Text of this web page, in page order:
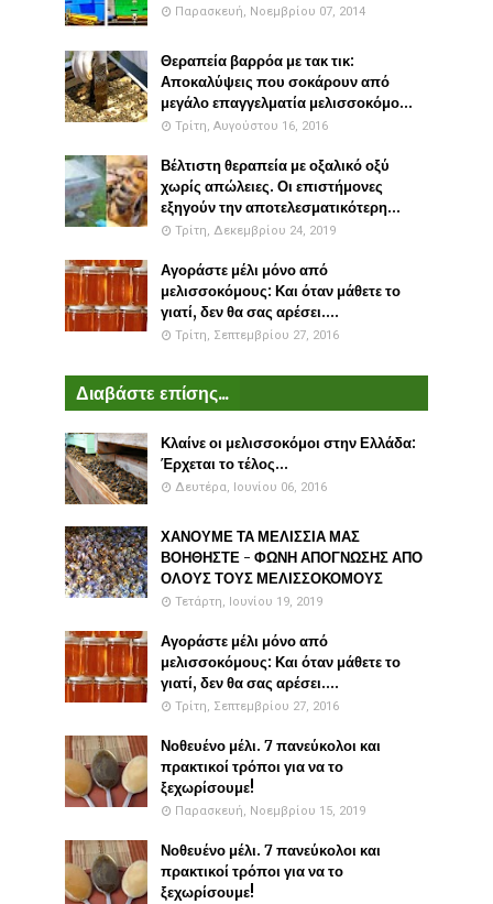
Παρασκευή, Νοεμβρίου 07, 2014
Θεραπεία βαρρόα με τακ τικ:
Αποκαλύψεις που σοκάρουν από
μεγάλο επαγγελματία μελισσοκόμο...
Τρίτη, Αυγούστου 16, 2016
Βέλτιστη θεραπεία με οξαλικό οξύ
χωρίς απώλειες. Οι επιστήμονες
εξηγούν την αποτελεσματικότερη...
Τρίτη, Δεκεμβρίου 24, 2019
Αγοράστε μέλι μόνο από
μελισσοκόμους: Και όταν μάθετε το
γιατί, δεν θα σας αρέσει....
Τρίτη, Σεπτεμβρίου 27, 2016
Διαβάστε επίσης...
Κλαίνε οι μελισσοκόμοι στην Ελλάδα:
Έρχεται το τέλος...
Δευτέρα, Ιουνίου 06, 2016
ΧΑΝΟΥΜΕ ΤΑ ΜΕΛΙΣΣΙΑ ΜΑΣ
ΒΟΗΘΗΣΤΕ - ΦΩΝΗ ΑΠΟΓΝΩΣΗΣ ΑΠΟ
ΟΛΟΥΣ ΤΟΥΣ ΜΕΛΙΣΣΟΚΟΜΟΥΣ
Τετάρτη, Ιουνίου 19, 2019
Αγοράστε μέλι μόνο από
μελισσοκόμους: Και όταν μάθετε το
γιατί, δεν θα σας αρέσει....
Τρίτη, Σεπτεμβρίου 27, 2016
Νοθευένο μέλι. 7 πανεύκολοι και
πρακτικοί τρόποι για να το
ξεχωρίσουμε!
Παρασκευή, Νοεμβρίου 15, 2019
Νοθευένο μέλι. 7 πανεύκολοι και
πρακτικοί τρόποι για να το
ξεχωρίσουμε!